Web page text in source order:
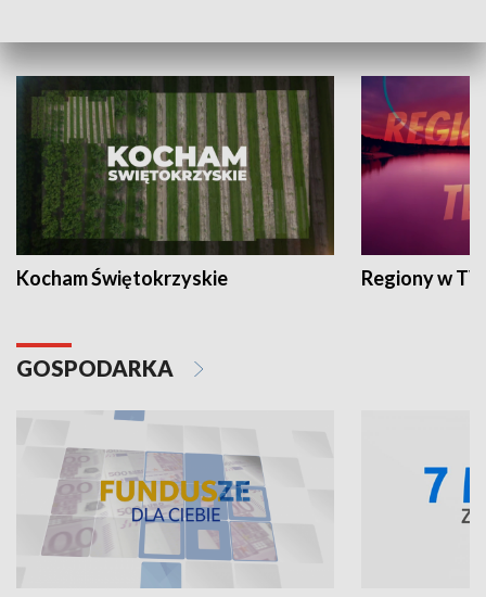
Kocham Świętokrzyskie Regiony w
GOSPODARKA